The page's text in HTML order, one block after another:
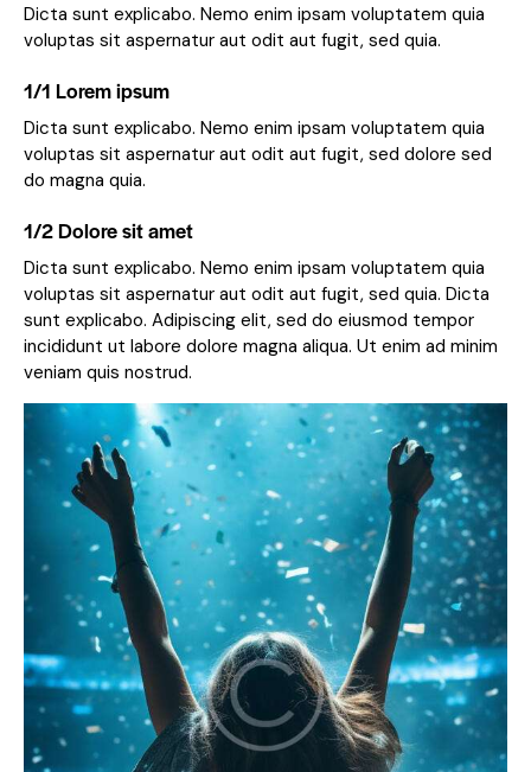
Dicta sunt explicabo. Nemo enim ipsam voluptatem quia
voluptas sit aspernatur aut odit aut fugit, sed quia.
1/1 Lorem ipsum
Dicta sunt explicabo. Nemo enim ipsam voluptatem quia
voluptas sit aspernatur aut odit aut fugit, sed dolore sed
do magna quia.
1/2 Dolore sit amet
Dicta sunt explicabo. Nemo enim ipsam voluptatem quia
voluptas sit aspernatur aut odit aut fugit, sed quia. Dicta
sunt explicabo. Adipiscing elit, sed do eiusmod tempor
incididunt ut labore dolore magna aliqua. Ut enim ad minim
veniam quis nostrud.